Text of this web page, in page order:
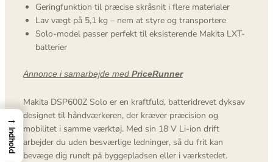
Geringfunktion til præcise skråsnit i flere materialer
Lav vægt på 5,1 kg – nem at styre og transportere
Solo-model passer perfekt til eksisterende Makita LXT-
batterier
Annonce i samarbejde med PriceRunner
Makita DSP600Z Solo er en kraftfuld, batteridrevet dyksav
designet til håndværkeren, der kræver præcision og
mobilitet i samme værktøj. Med sin 18 V Li-ion drift
arbejder du uden besværlige ledninger, så du frit kan
bevæge dig rundt på byggepladsen eller i værkstedet.
→
Indhold